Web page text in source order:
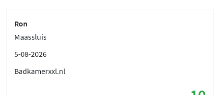
Ron
Maassluis
5-08-2026
Badkamerxxl.nl